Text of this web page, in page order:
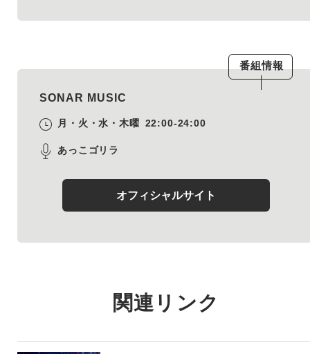
番組情報
SONAR MUSIC
月・火・水・木曜 22:00-24:00
あっこゴリラ
オフィシャルサイト
関連リンク